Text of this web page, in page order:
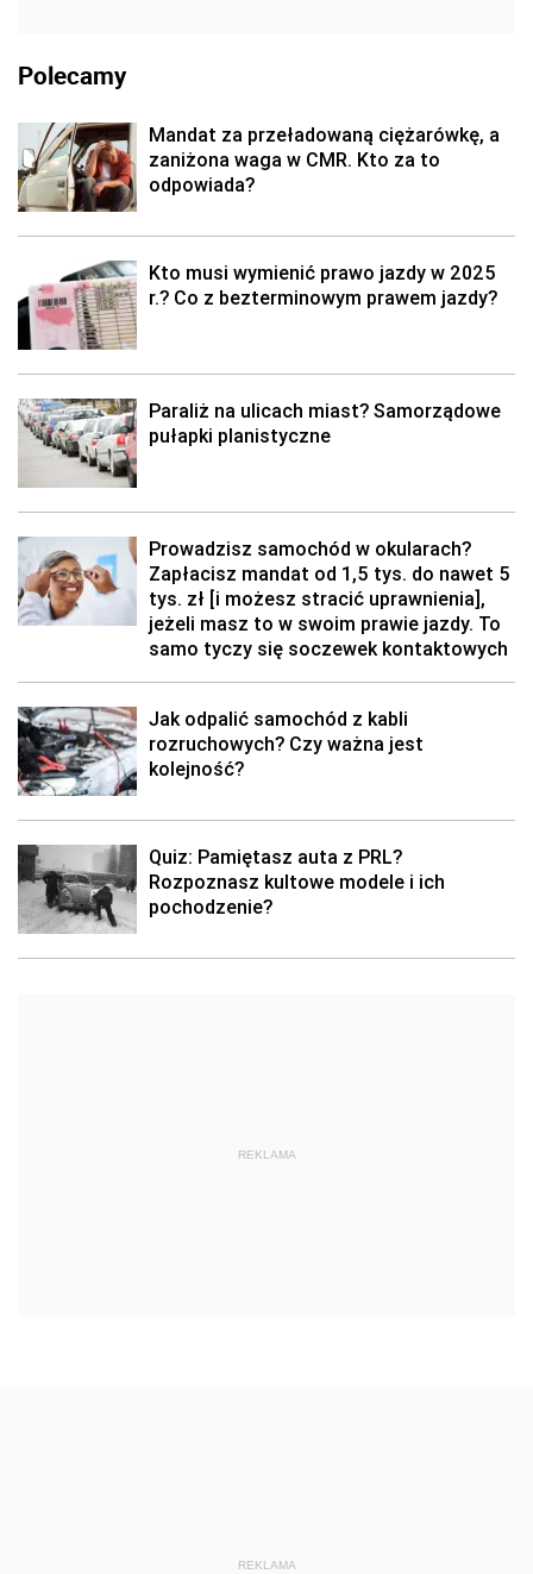
Polecamy
Mandat za przeładowaną ciężarówkę, a
zaniżona waga w CMR. Kto za to
odpowiada?
Kto musi wymienić prawo jazdy w 2025
r.? Co z bezterminowym prawem jazdy?
Paraliż na ulicach miast? Samorządowe
pułapki planistyczne
Prowadzisz samochód w okularach?
Zapłacisz mandat od 1,5 tys. do nawet 5
tys. zł [i możesz stracić uprawnienia],
jeżeli masz to w swoim prawie jazdy. To
samo tyczy się soczewek kontaktowych
Jak odpalić samochód z kabli
rozruchowych? Czy ważna jest
kolejność?
Quiz: Pamiętasz auta z PRL?
Rozpoznasz kultowe modele i ich
pochodzenie?
REKLAMA
REKLAMA